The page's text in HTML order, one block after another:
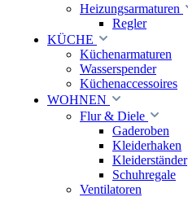
Heizungsarmaturen
Regler
KÜCHE
Küchenarmaturen
Wasserspender
Küchenaccessoires
WOHNEN
Flur & Diele
Gaderoben
Kleiderhaken
Kleiderständer
Schuhregale
Ventilatoren